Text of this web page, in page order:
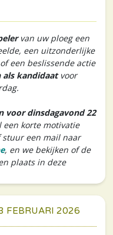
van uw ploeg een
een uitzonderlijke
een beslissende actie
als kandidaatvoor
voor dinsdagavond 22
een korte motivatie
stuur een mail naar
, en we bekijken of de
plaats in deze
FEBRUARI 2026